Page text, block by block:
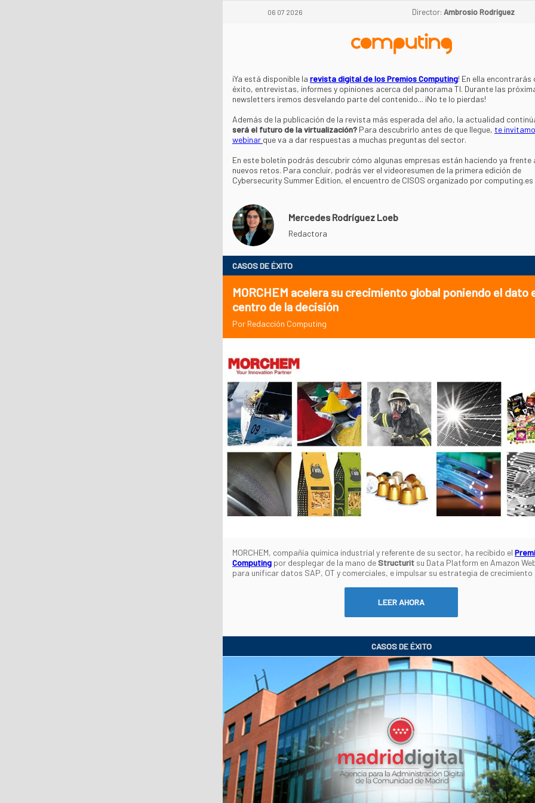
06 07 2026 Director: Ambrosio Rodríguez
¡Ya está disponible la revista digital de los Premios Computing! En ella encontrarás
éxito, entrevistas, informes y opiniones acerca del panorama TI. Durante las
newsletters iremos desvelando parte del contenido... ¡No te lo pierdas!
Además de la publicación de la revista más esperada del año, la actualidad
será el futuro de la virtualización? Para descubrirlo antes de que llegue, te
webinar que va a dar respuestas a muchas preguntas del sector.
En este boletín podrás descubrir cómo algunas empresas están haciendo ya frente
nuevos retos. Para concluir, podrás ver el videoresumen de la primera edición de
Cybersecurity Summer Edition, el encuentro de CISOS organizado por
Mercedes Rodríguez Loeb
Redactora
CASOS DE ÉXITO
MORCHEM acelera su crecimiento global poniendo el dato
centro de la decisión
Por Redacción Computing
MORCHEM, compañía química industrial y referente de su sector, ha recibido el
Computing por desplegar de la mano deStructurit su Data Platform en Amazon
para unificar datos SAP, OT y comerciales, e impulsar su estrategia de
LEER AHORA
CASOS DE ÉXITO